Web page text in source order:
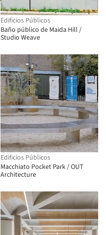
Edificios Públicos
Baño público de Maida Hill /
Studio Weave
Edificios Públicos
Macchiato Pocket Park / OUT
Architecture